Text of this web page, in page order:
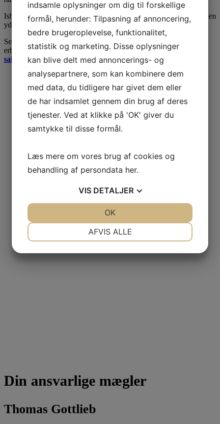
Ishøj kommune har ca. 21.000 indbyggere og er kendetegnet som en
yderst erhvervsvenlig kommune.
Se hvordan vores kompetencer kan hjælpe dig med
erhvervsejendomme på vores side overerhvervsejendomme til
salg
Din ansvarlige mægler
Thomas Gottlieb
indsamle oplysninger om dig til forskellige
formål, herunder: Tilpasning af annoncering,
bedre brugeroplevelse, funktionalitet,
statistik og marketing. Disse oplysninger
kan blive delt med annoncerings- og
analysepartnere, som kan kombinere dem
med data, du tidligere har givet dem eller
de har indsamlet gennem din brug af deres
tjenester. Ved at klikke på 'OK' giver du
samtykke til disse formål.
Læs mere om vores brug af cookies og
behandling af persondata her.
VIS DETALJER
AFVIS ALLE
OK